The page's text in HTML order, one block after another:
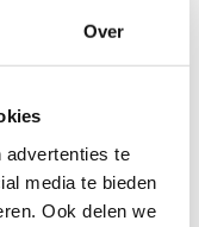
Over
advertenties te
media te bieden
Ook delen we
kamp (i.s.m.
Liga
Camino)